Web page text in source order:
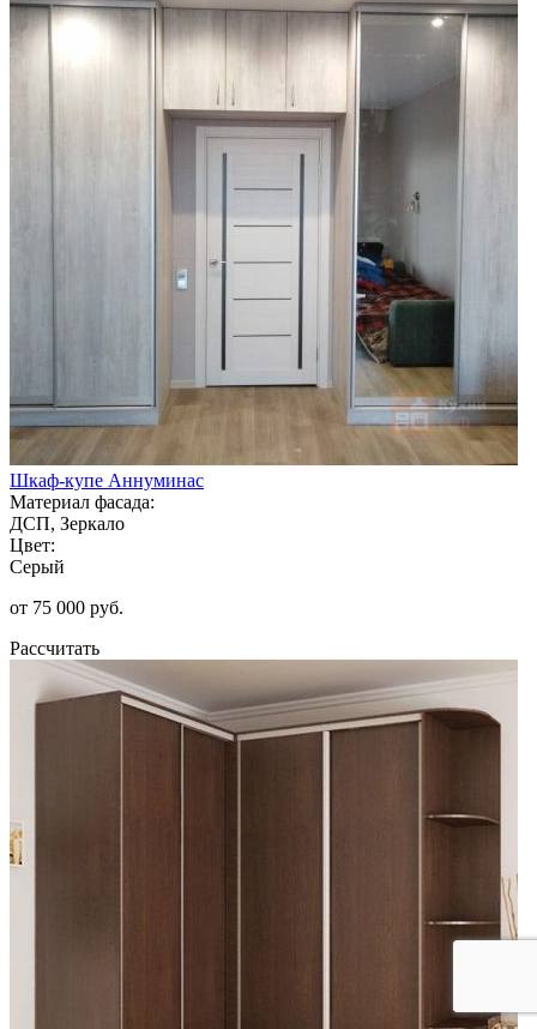
Шкаф-купе Аннуминас
Материал фасада:
ДСП, Зеркало
Цвет:
Серый
от 75 000 руб.
Рассчитать